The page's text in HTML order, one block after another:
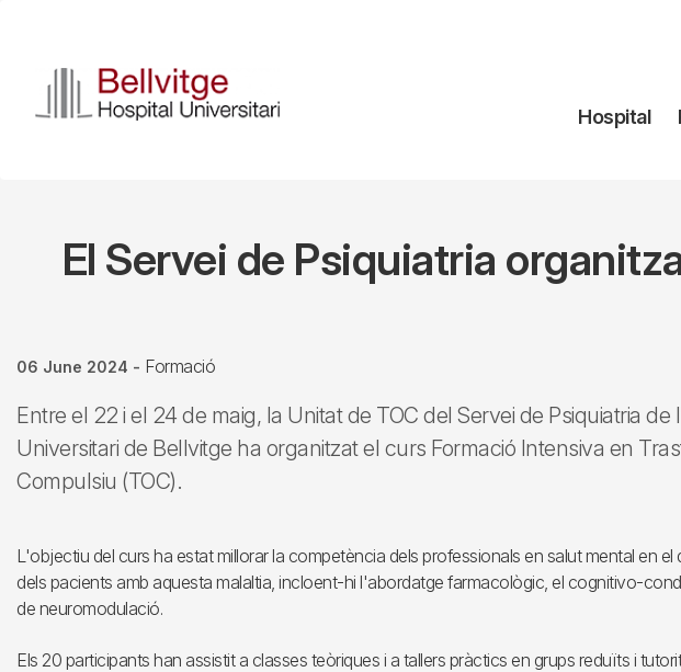
content
Hospital
El Servei de Psiquiatria
06 June 2024 - Formació
Entre el 22 i el 24 de maig, la Unitat de TOC del Servei de Psiquiatria de
Universitari de Bellvitge ha organitzat el curs Formació Intensiva en
Compulsiu (TOC).
L'objectiu del curs ha estat millorar la competència dels professionals en salut mental en
dels pacients amb aquesta malaltia, incloent-hi l'abordatge farmacològic, el cognitivo-
de neuromodulació.
Els 20 participants han assistit a classes teòriques i a tallers pràctics en grups reduïts i